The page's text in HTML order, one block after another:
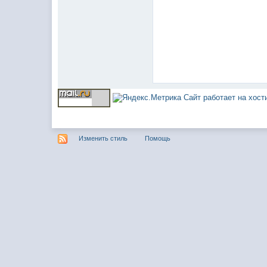
Сайт работает на
Изменить стиль Помощь